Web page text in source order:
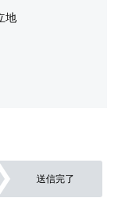
地
送信完了